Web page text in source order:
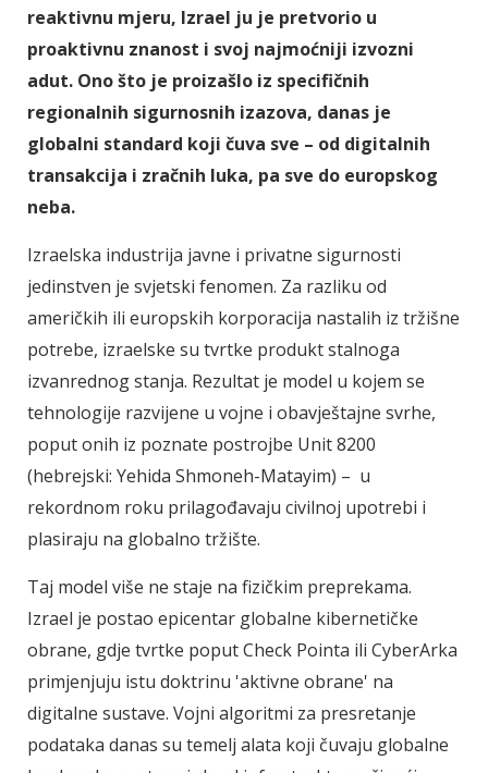
reaktivnu mjeru, Izrael ju je pretvorio u
proaktivnu znanost i svoj najmoćniji izvozni
adut. Ono što je proizašlo iz specifičnih
regionalnih sigurnosnih izazova, danas je
globalni standard koji čuva sve – od digitalnih
transakcija i zračnih luka, pa sve do europskog
neba.
Izraelska industrija javne i privatne sigurnosti
jedinstven je svjetski fenomen. Za razliku od
američkih ili europskih korporacija nastalih iz tržišne
potrebe, izraelske su tvrtke produkt stalnoga
izvanrednog stanja. Rezultat je model u kojem se
tehnologije razvijene u vojne i obavještajne svrhe,
poput onih iz poznate postrojbe Unit 8200
(hebrejski: Yehida Shmoneh-Matayim) – u
rekordnom roku prilagođavaju civilnoj upotrebi i
plasiraju na globalno tržište.
Taj model više ne staje na fizičkim preprekama.
Izrael je postao epicentar globalne kibernetičke
obrane, gdje tvrtke poput Check Pointa ili CyberArka
primjenjuju istu doktrinu 'aktivne obrane' na
digitalne sustave. Vojni algoritmi za presretanje
podataka danas su temelj alata koji čuvaju globalne